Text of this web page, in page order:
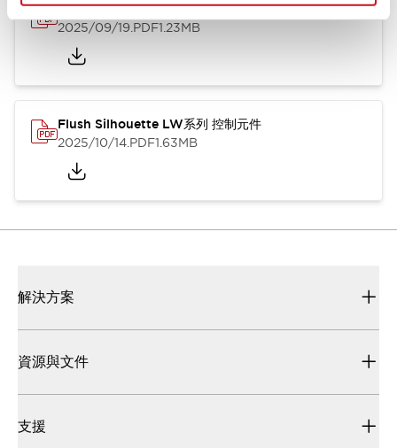
Flush Silhouette LW系列 控制元件 (英文版)
2025/09/19.PDF1.23MB
Flush Silhouette LW系列 控制元件
2025/10/14.PDF1.63MB
解決方案
資源與文件
支援